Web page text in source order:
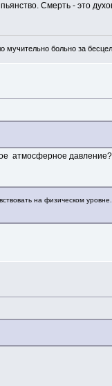
Смерть - это
больно за
атмосферное
на физическом